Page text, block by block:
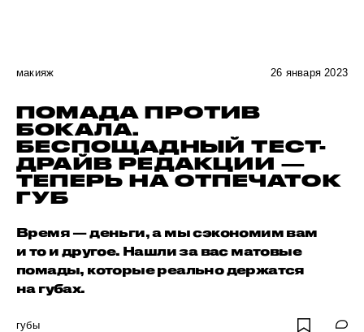
макияж 26 января 2023
ПОМАДА ПРОТИВ
БОКАЛА.
БЕСПОЩАДНЫЙ ТЕСТ-
ДРАЙВ РЕДАКЦИИ —
ТЕПЕРЬ НА ОТПЕЧАТОК
ГУБ
Время — деньги, а мы сэкономим вам
и то и другое. Нашли за вас матовые
помады, которые реально держатся
на губах.
губы